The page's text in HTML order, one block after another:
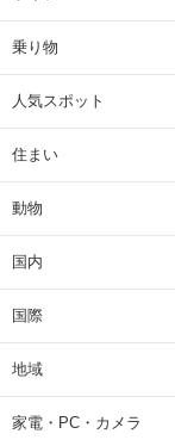
乗り物
人気スポット
住まい
動物
国内
国際
地域
家電・PC・カメラ